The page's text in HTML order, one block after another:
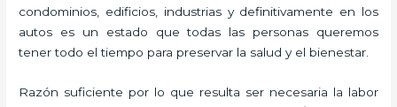
condominios, edificios, industrias y definitivamente en los
autos es un estado que todas las personas queremos
tener todo el tiempo para preservar la salud y el bienestar.
Razón suficiente por lo que resulta ser necesaria la labor